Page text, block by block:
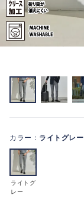
カラー： ライトグレー
ライトグ
レー